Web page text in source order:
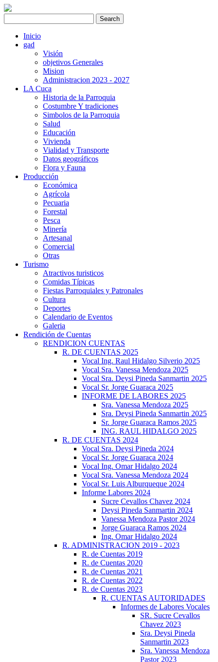
Inicio
gad
Visión
objetivos Generales
Mision
Administracion 2023 - 2027
LA Cuca
Historia de la Parroquia
Costumbre Y tradiciones
Simbolos de la Parroquia
Salud
Educación
Vivienda
Vialidad y Transporte
Datos geográficos
Flora y Fauna
Producción
Económica
Agrícola
Pecuaria
Forestal
Pesca
Minería
Artesanal
Comercial
Otras
Turismo
Atractivos turisticos
Comidas Típicas
Fiestas Parroquiales y Patronales
Cultura
Deportes
Calendario de Eventos
Galeria
Rendición de Cuentas
RENDICION CUENTAS
R. DE CUENTAS 2025
Vocal Ing. Raul Hidalgo Silverio 2025
Vocal Sra. Vanessa Mendoza 2025
Vocal Sra. Deysi Pineda Sanmartin 2025
Vocal Sr. Jorge Guaraca 2025
INFORME DE LABORES 2025
Sra. Vanessa Mendoza 2025
Sra. Deysi Pineda Sanmartin 2025
Sr. Jorge Guaraca Ramos 2025
ING. RAUL HIDALGO 2025
R. DE CUENTAS 2024
Vocal Sra. Deysi Pineda 2024
Vocal Sr. Jorge Guaraca 2024
Vocal Ing. Omar Hidalgo 2024
Vocal Sra. Vanessa Mendoza 2024
Vocal Sr. Luis Alburqueque 2024
Informe Labores 2024
Sucre Cevallos Chavez 2024
Deysi Pineda Sanmartin 2024
Vanessa Mendoza Pastor 2024
Jorge Guaraca Ramos 2024
Ing. Omar Hidalgo 2024
R. ADMINISTRACION 2019 - 2023
R. de Cuentas 2019
R. de Cuentas 2020
R. de Cuentas 2021
R. de Cuentas 2022
R. de Cuentas 2023
R. CUENTAS AUTORIDADES
Informes de Labores Vocales
SR. Sucre Cevallos
Chavez 2023
Sra. Deysi Pineda
Sanmartin 2023
Sra. Vanessa Mendoza
Pastor 2023